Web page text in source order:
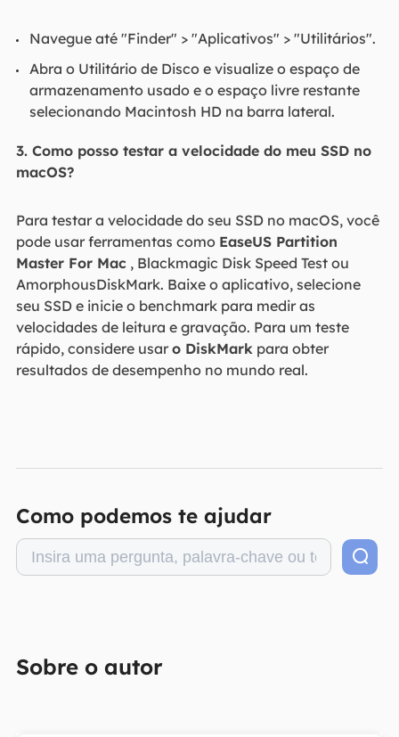
Navegue até "Finder" > "Aplicativos" > "Utilitários".
Abra o Utilitário de Disco e visualize o espaço de
armazenamento usado e o espaço livre restante
selecionando Macintosh HD na barra lateral.
3. Como posso testar a velocidade do meu SSD no
macOS?
Para testar a velocidade do seu SSD no macOS, você
pode usar ferramentas como EaseUS Partition
Master For Mac, Blackmagic Disk Speed Test ou
AmorphousDiskMark. Baixe o aplicativo, selecione
seu SSD e inicie o benchmark para medir as
velocidades de leitura e gravação. Para um teste
rápido, considere usar o DiskMarkpara obter
resultados de desempenho no mundo real.
Como podemos te ajudar
Sobre o autor